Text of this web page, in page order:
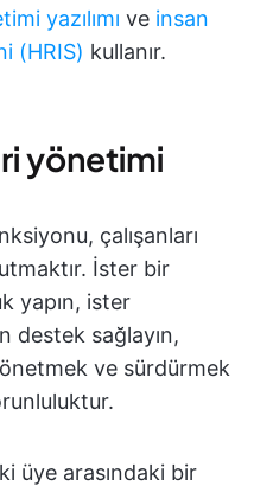
yazılımı ve insan
(HRIS) kullanır.
yönetimi
çalışanları
İster bir
yapın, ister
destek sağlayın,
ve sürdürmek
üye arasındaki bir